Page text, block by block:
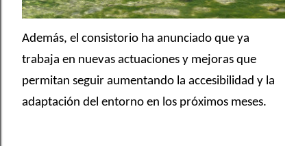
Además, el consistorio ha anunciado que ya
trabaja en nuevas actuaciones y mejoras que
permitan seguir aumentando la accesibilidad y la
adaptación del entorno en los próximos meses.